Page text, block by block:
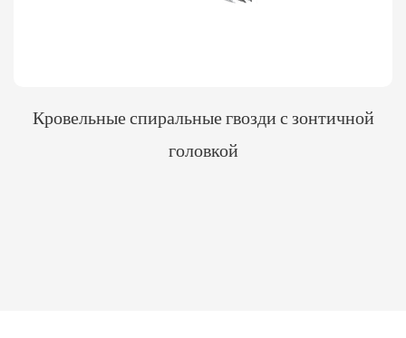
Кровельные спиральные гвозди с зонтичной
головкой